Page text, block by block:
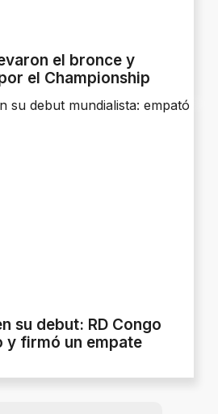
el bronce y
el Championship
su debut: RD Congo
y firmó un empate